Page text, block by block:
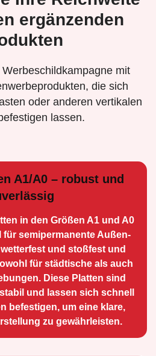
ergänzenden
mit
die sich
oder anderen vertikalen
lassen.
A1/A0 – robust und
in den Größen A1 und A0
für semiperma­nente Außen­
und stoßfest und
für städtische als auch
Diese Platten sind
und lassen sich schnell
befestigen, um eine klare,
zu gewährleisten.